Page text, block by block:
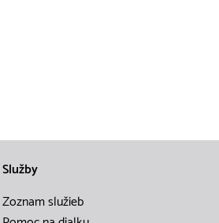
Služby
Zoznam služieb